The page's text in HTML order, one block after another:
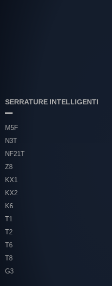
SERRATURE INTELLIGENTI
M5F
N3T
NF21T
Z8
KX1
KX2
K6
T1
T2
T6
T8
G3